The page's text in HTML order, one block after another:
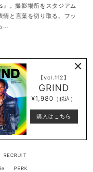
。撮影場所をスタジアム
と言葉を切り取る。フッ
…
RECRUIT
PERK
【vol.112】
GRIND
¥1,980 （税込）
購入はこちら
×